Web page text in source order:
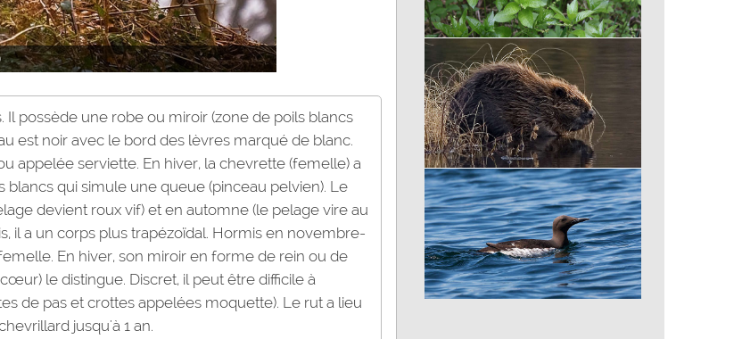
possède une robe ou miroir (zone de poils blancs
est noir avec le bord des lèvres marqué de blanc.
appelée serviette. En hiver, la chevrette (femelle) a
qui simule une queue (pinceau pelvien). Le
devient roux vif) et en automne (le pelage vire au
il a un corps plus trapézoïdal. Hormis en novembre-
En hiver, son miroir en forme de rein ou de
le distingue. Discret, il peut être difficile à
de pas et crottes appelées moquette). Le rut a lieu
jusqu'à 1 an.
Mercuriale vivace - des montagnes
Castor d'Europe